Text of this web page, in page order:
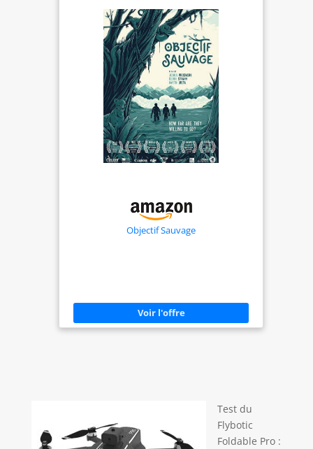
Objectif Sauvage
Test du
Flybotic
Foldable Pro :